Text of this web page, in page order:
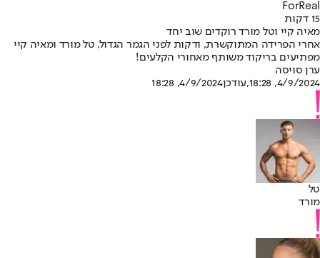
ForReal
15 דקות
מאיה קיי וטל מורד רוקדים שוב יחד
אחרי הפרידה המתוקשרת, ודקות לפני הגמר הגדול, טל מורד ומאיה קיי
מפתיעים בריקוד משותף מאחורי הקלעים!
ערן סויסה
4/9/2024, 18:28
,עודכן4/9/2024, 18:28
טל
מורד